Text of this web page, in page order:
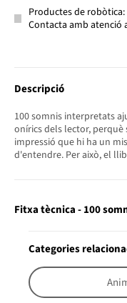
Productes de
Contacta amb atenció
Descripció
100 somnis interpretats
onírics dels lector, perquè
impressió que hi ha un
d'entendre. Per això, el
Fitxa tècnica - 100
Categories